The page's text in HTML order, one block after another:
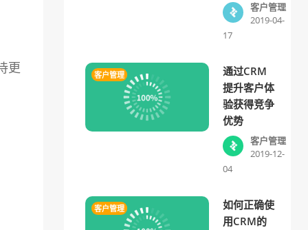
更
客户管理
2019-04-
17
客户管理
通过CRM
提升客户体
验获得竞争
优势
客户管理
2019-12-
04
客户管理
如何正确使
用CRM的